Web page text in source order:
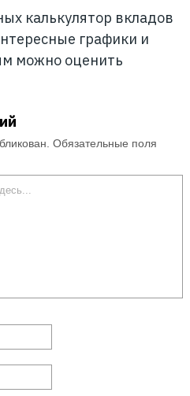
калькулятор вкладов
графики и
можно оценить
Обязательные поля